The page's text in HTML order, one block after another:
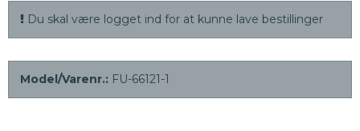
Du skal være logget ind for at kunne lave bestillinger
Model/Varenr.: FU-66121-1